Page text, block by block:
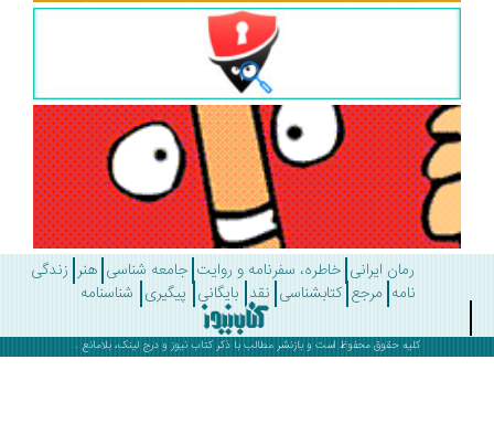
رمان ایرانی خاطره، سفرنامه و روایت جامعه شناسی هنر زندگی
مرجع کتابشناسی نقد بایگانی پیگیری شناسنامه
کلیه حقوق محفوظ است و بازنشر مطالب با ذکرکتاب نیوز و درج لینک، بلامانع .